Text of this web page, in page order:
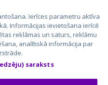
CVbankas.lt
Kainos.lt
Paslaugos.lt
auto24.ee
Osta.ee
KuldneBörs.ee
Ierīces parametru aktīva
Informācijas ievietošana ierīcē
reklāmas un saturs, reklāmu
analītiskā informācija par
saraksts